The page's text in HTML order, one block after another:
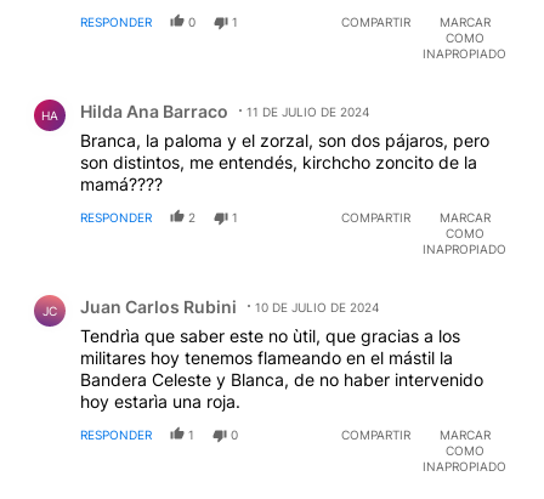
RESPONDER 0 1 COMPARTIR
MARCAR
COMO
INAPROPIADO
HA Hilda Ana Barraco 11 DE JULIO DE 2024
Branca, la paloma y el zorzal, son dos pájaros, pero
son distintos, me entendés, kirchcho zoncito de la
mamá????
RESPONDER 2 1 COMPARTIR
MARCAR
COMO
INAPROPIADO
JC Juan Carlos Rubini 10 DE JULIO DE 2024
Tendrìa que saber este no ùtil, que gracias a los
militares hoy tenemos flameando en el mástil la
Bandera Celeste y Blanca, de no haber intervenido
hoy estarìa una roja.
RESPONDER 1 0 COMPARTIR
MARCAR
COMO
INAPROPIADO